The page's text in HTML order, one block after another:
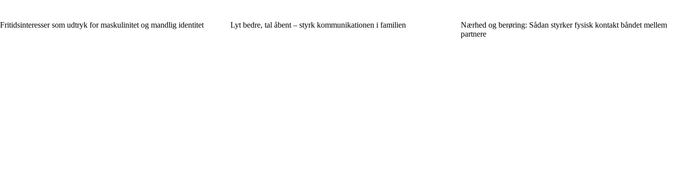
Fritidsinteresser som udtryk for maskulinitet og mandlig identitet Lyt bedre, tal åbent – styrk kommunikationen i familien
Nærhed og berøring: Sådan styrker fysisk kontakt båndet mellem
partnere